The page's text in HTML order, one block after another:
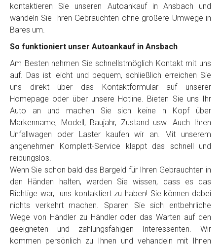
kontaktieren Sie unseren Autoankauf in Ansbach und
wandeln Sie Ihren Gebrauchten ohne größere Umwege in
Bares um.
So funktioniert unser Autoankauf in Ansbach
Am Besten nehmen Sie schnellstmöglich Kontakt mit uns
auf. Das ist leicht und bequem, schließlich erreichen Sie
uns direkt über das Kontaktformular auf unserer
Homepage oder über unsere Hotline. Bieten Sie uns Ihr
Auto an und machen Sie sich keine n Kopf über
Markenname, Modell, Baujahr, Zustand usw. Auch Ihren
Unfallwagen oder Laster kaufen wir an. Mit unserem
angenehmen Komplett-Service klappt das schnell und
reibungslos.
Wenn Sie schon bald das Bargeld für Ihren Gebrauchten in
den Händen halten, werden Sie wissen, dass es das
Richtige war, uns kontaktiert zu haben! Sie können dabei
nichts verkehrt machen. Sparen Sie sich entbehrliche
Wege von Händler zu Händler oder das Warten auf den
geeigneten und zahlungsfähigen Interessenten. Wir
kommen persönlich zu Ihnen und vehandeln mit Ihnen